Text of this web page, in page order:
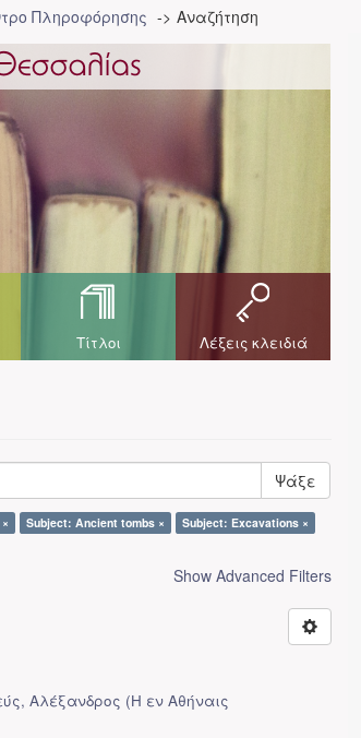
Πληροφόρησης Αναζήτηση
Τίτλοι Λέξεις κλειδιά
Ψάξε
Subject: Ancient tombs ×
Subject: Excavations ×
Show Advanced Filters
Αλέξανδρος (Η εν Αθήναις